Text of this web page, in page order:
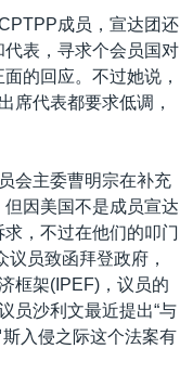
成员，宣达团还
表，寻求个会员国对
的回应。不过她说，
席代表都要求低调，
会主委曹明宗在补充
因美国不是成员宣达
，不过在他们的叩门
员致函拜登政府，
框架(IPEF)，议员的
员沙利文最近提出“与
入侵之际这个法案有